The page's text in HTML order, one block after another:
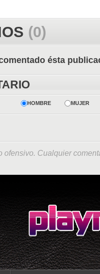
(0)
ésta
HOMBRE MUJER
ofensivo. Cualquier